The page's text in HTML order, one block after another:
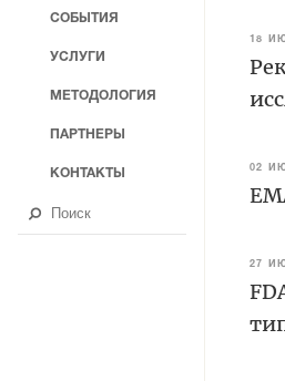
18
02
27
СОБЫТИЯ
УСЛУГИ
МЕТОДОЛОГИЯ
ПАРТНЕРЫ
КОНТАКТЫ